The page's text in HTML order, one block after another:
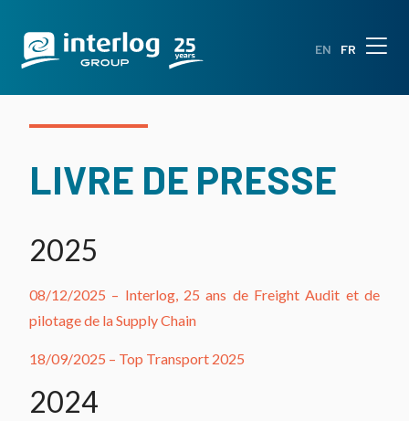
EN FR
LIVRE DE PRESSE
2025
08/12/2025 – Interlog, 25 ans de Freight Audit et de
pilotage de la Supply Chain
18/09/2025 – Top Transport 2025
2024